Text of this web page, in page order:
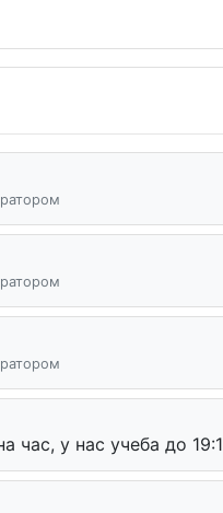
час, у нас учеба до